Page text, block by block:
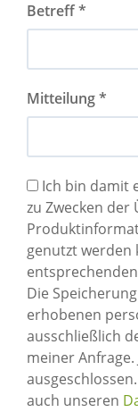
Betreff *
Mitteilung *
Ich bin damit
zu Zwecken der
genutzt werden
Die Speicherung und
erhobenen
ausschließlich der
meiner
ausgeschlossen. Bitte beachten Sie im Übrigen
auch unseren